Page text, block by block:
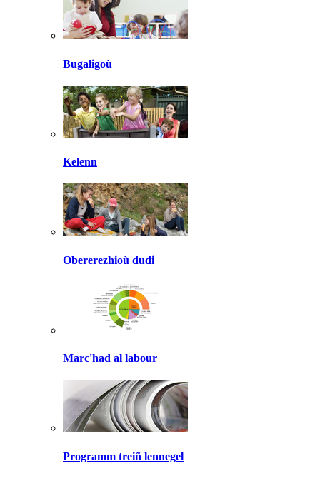
Bugaligoù
Kelenn
Obererezhioù dudi
Marc'had al labour
Programm treiñ lennegel